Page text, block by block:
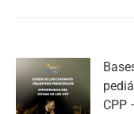
CPP